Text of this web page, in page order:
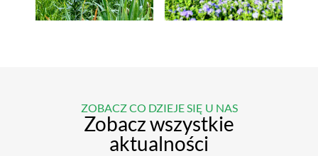
ZOBACZ CO DZIEJE SIĘ U NAS
Zobacz wszystkie
aktualności